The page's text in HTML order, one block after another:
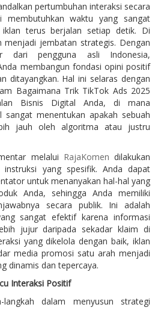
pertumbuhan interaksi secara
membutuhkan waktu yang sangat
terus berjalan setiap detik. Di
menjadi jembatan strategis. Dengan
dari pengguna asli Indonesia,
membangun fondasi opini positif
ditayangkan. Hal ini selaras dengan
Bagaimana Trik TikTok Ads 2025
Bisnis Digital Anda, di mana
sangat menentukan apakah sebuah
jauh oleh algoritma atau justru
melalui RajaKomendilakukan
instruksi yang spesifik. Anda dapat
untuk menanyakan hal-hal yang
Anda, sehingga Anda memiliki
secara publik. Ini adalah
sangat efektif karena informasi
jujur daripada sekadar klaim di
yang dikelola dengan baik, iklan
media promosi satu arah menjadi
dinamis dan tepercaya.
Interaksi Positif
langkah dalam menyusun strategi